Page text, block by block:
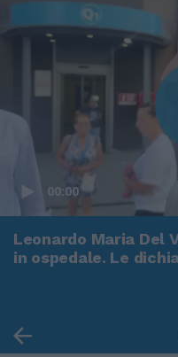
00:00
Leonardo Maria Del
in ospedale. Le